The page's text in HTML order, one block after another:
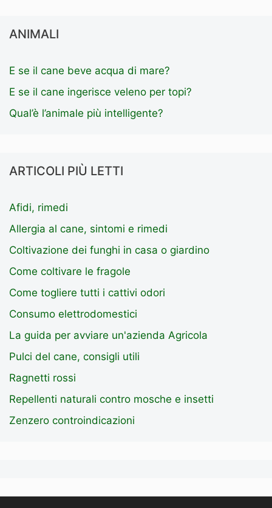
ANIMALI
E se il cane beve acqua di mare?
E se il cane ingerisce veleno per topi?
Qual’è l’animale più intelligente?
ARTICOLI PIÙ LETTI
Afidi, rimedi
Allergia al cane, sintomi e rimedi
Coltivazione dei funghi in casa o giardino
Come coltivare le fragole
Come togliere tutti i cattivi odori
Consumo elettrodomestici
La guida per avviare un'azienda Agricola
Pulci del cane, consigli utili
Ragnetti rossi
Repellenti naturali contro mosche e insetti
Zenzero controindicazioni